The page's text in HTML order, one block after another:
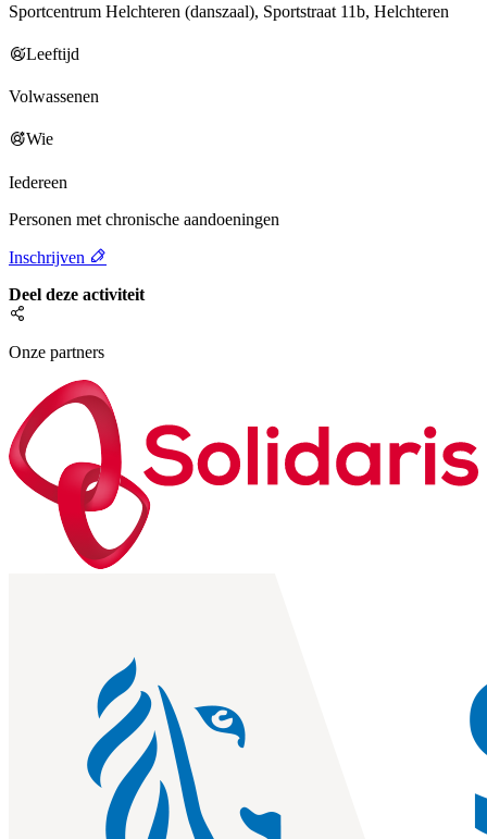
Sportcentrum Helchteren (danszaal), Sportstraat 11b, Helchteren
Leeftijd
Volwassenen
Wie
Iedereen
Personen met chronische aandoeningen
Inschrijven
Deel deze activiteit
Onze partners